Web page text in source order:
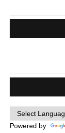
Powered by